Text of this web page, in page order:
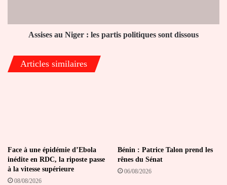
dissous
Assises au Niger : les partis politiques sont dissous
Articles similaires
Face à une épidémie d’Ebola
inédite en RDC, la riposte passe
à la vitesse supérieure
08/08/2026
Bénin : Patrice Talon prend les
rênes du Sénat
06/08/2026